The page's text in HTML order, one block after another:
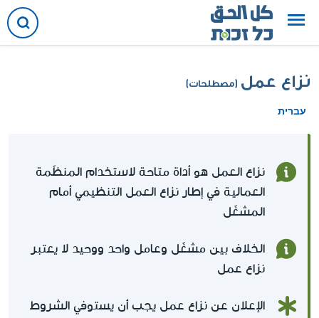
نزاع عمل (مصطلحات)
עברית
نزاع العمل هو أداة متاحة لاستخدام المنظّمة
العمالية في إطار نزاع العمل التنظيمي أمام
المشغّل
الخلاف بين مشغّل وعامل واحد ووحيد لا يعتبر
نزاع عمل
الإعلان عن نزاع عمل يجب أن يستوفي الشروط